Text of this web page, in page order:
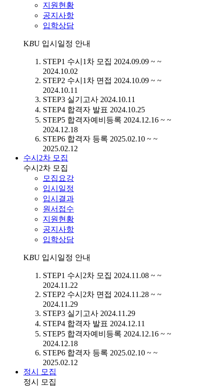
지원현황
공지사항
입학상담
KBU 입시일정 안내
STEP1 수시1차 모집 2024.09.09 ~ ~
2024.10.02
STEP2 수시1차 면접 2024.10.09 ~ ~
2024.10.11
STEP3 실기고사 2024.10.11
STEP4 합격자 발표 2024.10.25
STEP5 합격자예비등록 2024.12.16 ~ ~
2024.12.18
STEP6 합격자 등록 2025.02.10 ~ ~
2025.02.12
수시2차 모집
수시2차 모집
모집요강
입시일정
입시결과
원서접수
지원현황
공지사항
입학상담
KBU 입시일정 안내
STEP1 수시2차 모집 2024.11.08 ~ ~
2024.11.22
STEP2 수시2차 면접 2024.11.28 ~ ~
2024.11.29
STEP3 실기고사 2024.11.29
STEP4 합격자 발표 2024.12.11
STEP5 합격자예비등록 2024.12.16 ~ ~
2024.12.18
STEP6 합격자 등록 2025.02.10 ~ ~
2025.02.12
정시 모집
정시 모집